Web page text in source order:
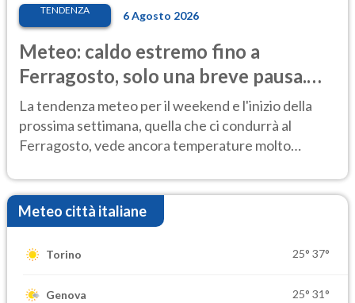
TENDENZA 6 Agosto 2026
Meteo: caldo estremo fino a
Ferragosto, solo una breve pausa.
Ecco dove
La tendenza meteo per il weekend e l'inizio della
prossima settimana, quella che ci condurrà al
Ferragosto, vede ancora temperature molto
Meteo città italiane
Torino 25° 37°
Genova 25° 31°